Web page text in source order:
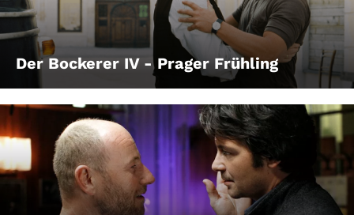
Der Bockerer IV - Prager Frühling